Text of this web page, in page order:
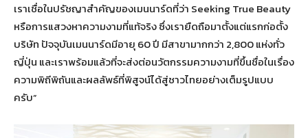
เราเชื่อในปรัชญาสำคัญของเมนนาร์ดที่ว่า Seeking True Beauty
หรือการแสวงหาความงามที่แท้จริง ซึ่งเรายืดถือมาตั้งแต่แรกก่อตั้ง
บริษัท ปัจจุบันเมนนาร์ดมีอายุ 60 ปี มีสาขามากกว่า 2,800 แห่งทั่ว
ญี่ปุ่น และเราพร้อมแล้วที่จะส่งต่อนวัตกรรมความงามที่ขึ้นชื่อในเรื่อง
ความพิถีพิถันและผลลัพธ์ที่พิสูจน์ได้สู่ชาวไทยอย่างเต็มรูปแบบ
ครับ”